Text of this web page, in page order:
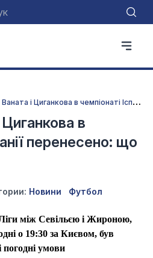
М
атч Ваната і Циганкова в чемпіонаті Іспанії перенесено: що сталося
в
перенесено: що
Новини Футбол
між Севільєю і Жироною,
о 19:30 за Києвом, був
погодні умови